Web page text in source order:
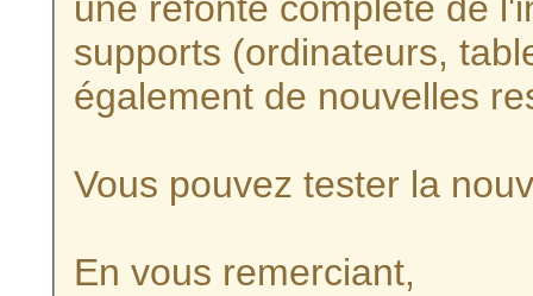
supports (ordinateurs,
également de nouvelles
Vous pouvez tester la
En vous remerciant,